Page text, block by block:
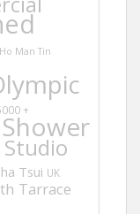
Ho Man Tin
+
Studio
Tsui UK
Tarrace